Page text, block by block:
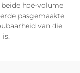
hoë-volume
pasgemaakte
van die
is.